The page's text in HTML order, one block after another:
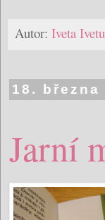
Autor: Iveta
18. března
Jarní